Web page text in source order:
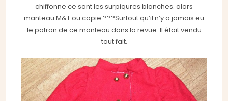
chiffonne ce sont les surpiqures blanches. alors
manteau M&T ou copie ???Surtout qu’il n’y a jamais eu
le patron de ce manteau dans la revue. Il était vendu
tout fait.